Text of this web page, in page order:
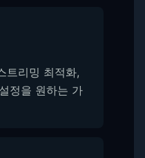
트리밍 최적화,
정을 원하는 가